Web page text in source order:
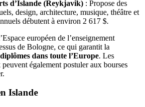
d’Islande (Reykjavik) : Propose des
design, architecture, musique, théâtre et
débutent à environ 2 617 $.
européen de l’enseignement
de Bologne, ce qui garantit la
dans toute l’Europe. Les
également postuler aux bourses
Islande